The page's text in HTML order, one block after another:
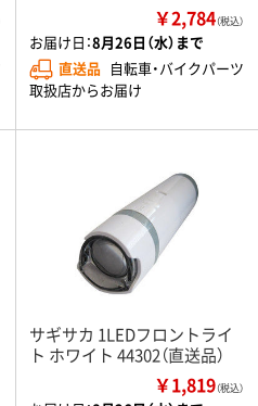
￥2,784（税込）
お届け日：8月26日（水）まで
直送品 自転車・バイクパーツ
取扱店からお届け
サギサカ 1LEDフロントライ
ト ホワイト 44302（直送品）
￥1,819（税込）